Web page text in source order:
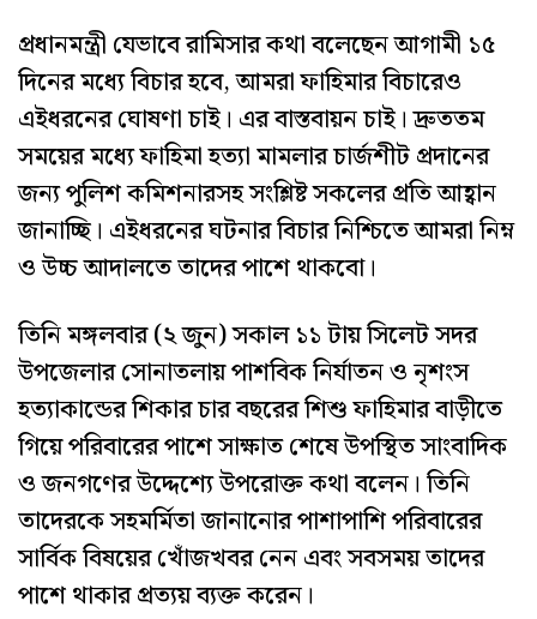
প্রধানমন্ত্রী যেভাবে রামিসার কথা বলেছেন আগামী ১৫
দিনের মধ্যে বিচার হবে, আমরা ফাহিমার বিচারেও
এইধরনের ঘোষণা চাই। এর বাস্তবায়ন চাই। দ্রুততম
সময়ের মধ্যে ফাহিমা হত্যা মামলার চার্জশীট প্রদানের
জন্য পুলিশ কমিশনারসহ সংশ্লিষ্ট সকলের প্রতি আহ্বান
জানাচ্ছি। এইধরনের ঘটনার বিচার নিশ্চিতে আমরা নিম্ন
ও উচ্চ আদালতে তাদের পাশে থাকবো।
তিনি মঙ্গলবার (২ জুন) সকাল ১১ টায় সিলেট সদর
উপজেলার সোনাতলায় পাশবিক নির্যাতন ও নৃশংস
হত্যাকান্ডের শিকার চার বছরের শিশু ফাহিমার বাড়ীতে
গিয়ে পরিবারের পাশে সাক্ষাত শেষে উপস্থিত সাংবাদিক
ও জনগণের উদ্দেশ্যে উপরোক্ত কথা বলেন। তিনি
তাদেরকে সহমর্মিতা জানানোর পাশাপাশি পরিবারের
সার্বিক বিষয়ের খোঁজখবর নেন এবং সবসময় তাদের
পাশে থাকার প্রত্যয় ব্যক্ত করেন।